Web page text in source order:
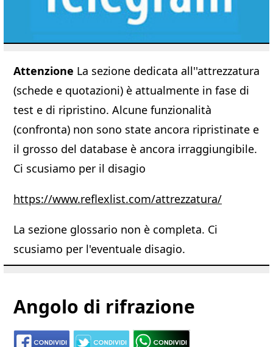
Attenzione La sezione dedicata all''attrezzatura
(schede e quotazioni) è attualmente in fase di
test e di ripristino. Alcune funzionalità
(confronta) non sono state ancora ripristinate e
il grosso del database è ancora irraggiungibile.
Ci scusiamo per il disagio
https://www.reflexlist.com/attrezzatura/
La sezione glossario non è completa. Ci
scusiamo per l'eventuale disagio.
Angolo di rifrazione